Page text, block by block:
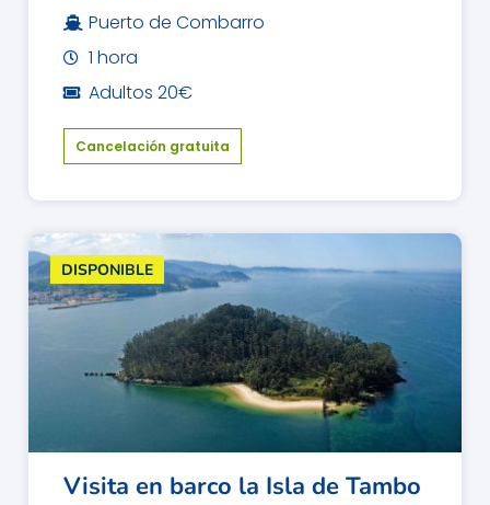
Puerto de Combarro
1 hora
Adultos 20€
Cancelación gratuita
DISPONIBLE
Visita en barco la Isla de Tambo